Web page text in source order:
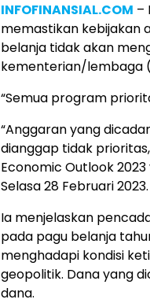
INFOFINANSIAL.COM –
memastikan kebijakan
belanja tidak akan
kementerian/lembaga
“Semua program
“Anggaran yang
dianggap tidak
Economic Outlook
Selasa 28 Februari 2023.
Ia menjelaskan
pada pagu belanja
menghadapi kondisi
geopolitik. Dana yang
dana.